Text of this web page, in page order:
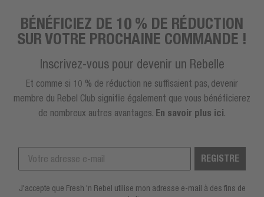
BÉNÉFICIEZ DE 10 % DE RÉDUCTION
SUR VOTRE PROCHAINE COMMANDE !
Inscrivez-vous pour devenir un Rebelle
Et comme si 10 % de réduction ne suffisaient pas, devenir
membre du Rebel Club signifie également que vous bénéficierez
de nombreux autres avantages. En savoir plus ici.
REGISTRE
J'accepte que Fresh 'n Rebel utilise mon adresse e-mail à des fins de